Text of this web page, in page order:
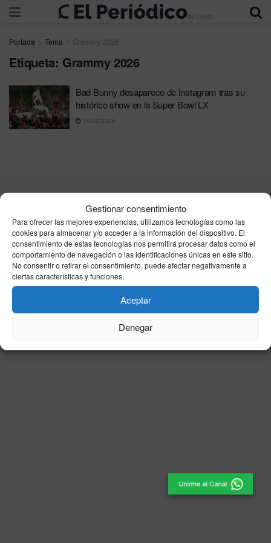
Gestionar consentimiento
Para ofrecer las mejores experiencias, utilizamos tecnologías como las
cookies para almacenar y/o acceder a la información del dispositivo. El
consentimiento de estas tecnologías nos permitirá procesar datos como el
comportamiento de navegación o las identificaciones únicas en este sitio.
No consentir o retirar el consentimiento, puede afectar negativamente a
ciertas características y funciones.
Aceptar
Denegar
Portada Tema Grammy 2026
Etiqueta: Grammy 2026
Bad Bunny desaparece de Instagram tras su
histórico show en la Super Bowl LX
10/02/2026
Publicidad Aviso Legal
Política de privacidad
Política de cookies
Unpu Group Solutions SL
El Periódico de Ceuta - Medio de Comunicación